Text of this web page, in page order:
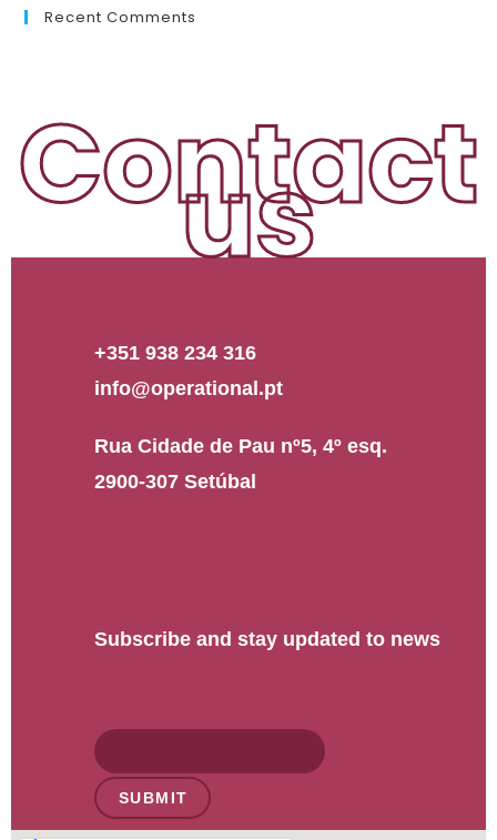
Recent Comments
Contact
us
+351 938 234 316
info@operational.pt
Rua Cidade de Pau nº5, 4º esq.
2900-307 Setúbal
Subscribe and stay updated to news